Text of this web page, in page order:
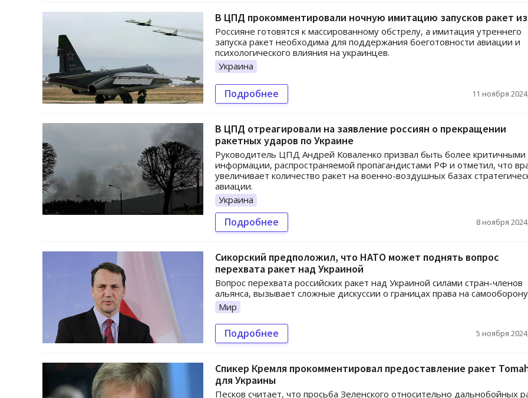
В ЦПД прокомментировали ночную имитацию запусков ракет
Россияне готовятся к массированному обстрелу, а имитация утреннего
запуска ракет необходима для поддержания боеготовности авиации и
психологического влияния на украинцев.
Украина
Подробнее 11 ноября
В ЦПД отреагировали на заявление россиян о прекращении
ракетных ударов по Украине
Руководитель ЦПД Андрей Коваленко призвал быть более критичными
информации, распространяемой пропагандистами РФ и отметил, что
увеличивает количество ракет на военно-воздушных базах
авиации.
Украина
Подробнее 8 ноября
Сикорский предположил, что НАТО может поднять вопрос
перехвата ракет над Украиной
Вопрос перехвата российских ракет над Украиной силами стран-членов
альянса, вызывает сложные дискуссии о границах права на
Мир
Подробнее 5 ноября
Спикер Кремля прокомментировал предоставление ракет
для Украины
Песков считает, что просьба Зеленского относительно дальнобойных